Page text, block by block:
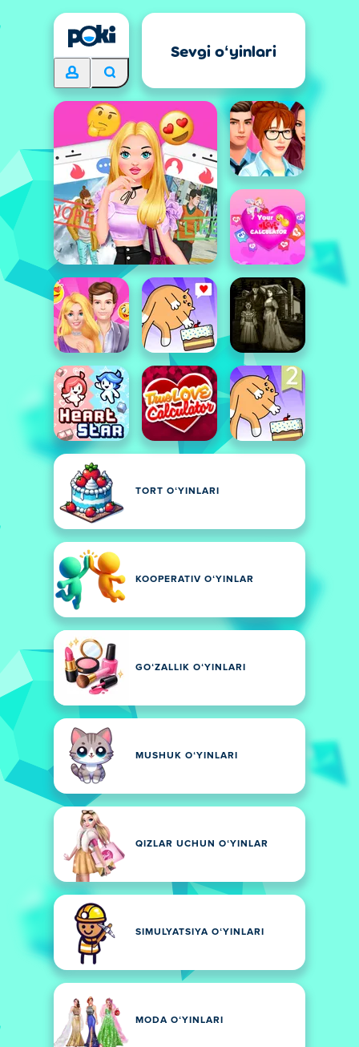
Sevgi oʻyinlari
TORT OʻYINLARI
KOOPERATIV OʻYINLAR
GOʻZALLIK OʻYINLARI
MUSHUK OʻYINLARI
QIZLAR UCHUN OʻYINLAR
SIMULYATSIYA OʻYINLARI
MODA OʻYINLARI